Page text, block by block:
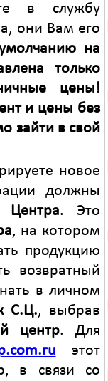
в службу
они Вам его
на
только
цены!
и цены без
зайти в свой
новое
должны
Центра. Это
, на котором
продукцию
возвратный
в личном
С.Ц., выбрав
центр. Для
этот
в связи со